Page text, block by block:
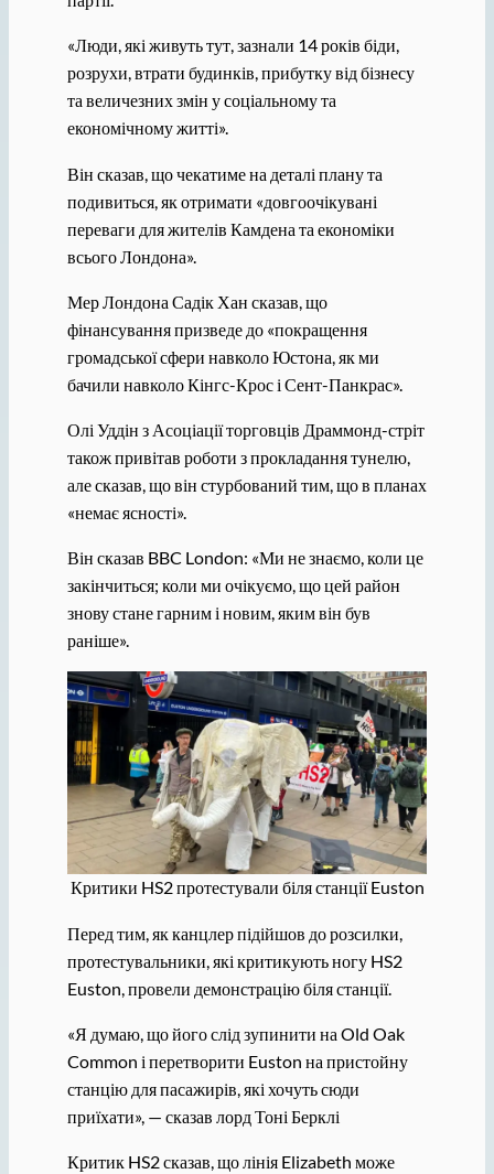
«Люди, які живуть тут, зазнали 14 років біди,
розрухи, втрати будинків, прибутку від бізнесу
та величезних змін у соціальному та
економічному житті».
Він сказав, що чекатиме на деталі плану та
подивиться, як отримати «довгоочікувані
переваги для жителів Камдена та економіки
всього Лондона».
Мер Лондона Садік Хан сказав, що
фінансування призведе до «покращення
громадської сфери навколо Юстона, як ми
бачили навколо Кінгс-Крос і Сент-Панкрас».
Олі Уддін з Асоціації торговців Драммонд-стріт
також привітав роботи з прокладання тунелю,
але сказав, що він стурбований тим, що в планах
«немає ясності».
Він сказав BBC London: «Ми не знаємо, коли це
закінчиться; коли ми очікуємо, що цей район
знову стане гарним і новим, яким він був
раніше».
Критики HS2 протестували біля станції Euston
Перед тим, як канцлер підійшов до розсилки,
протестувальники, які критикують ногу HS2
Euston, провели демонстрацію біля станції.
«Я думаю, що його слід зупинити на Old Oak
Common і перетворити Euston на пристойну
станцію для пасажирів, які хочуть сюди
приїхати», — сказав лорд Тоні Берклі
Критик HS2 сказав, що лінія Elizabeth може